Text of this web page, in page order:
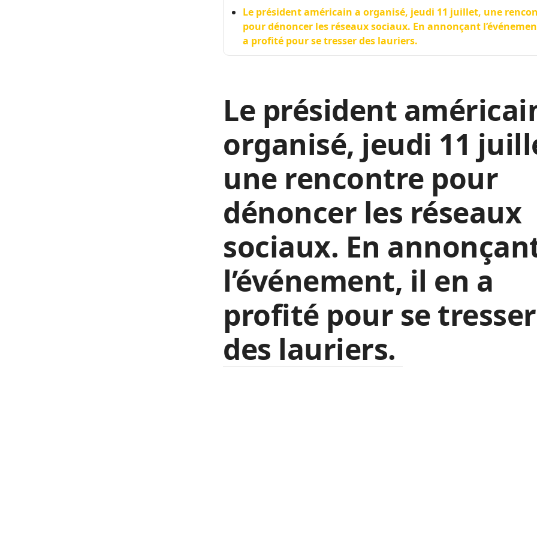
Le président américain a organisé, jeudi 11 juillet, une
pour dénoncer les réseaux sociaux. En annonçant
a profité pour se tresser des lauriers.
Le président
organisé, jeudi 11
une rencontre pour
dénoncer les réseaux
sociaux. En
l’événement, il en a
profité pour se tresser
des lauriers.